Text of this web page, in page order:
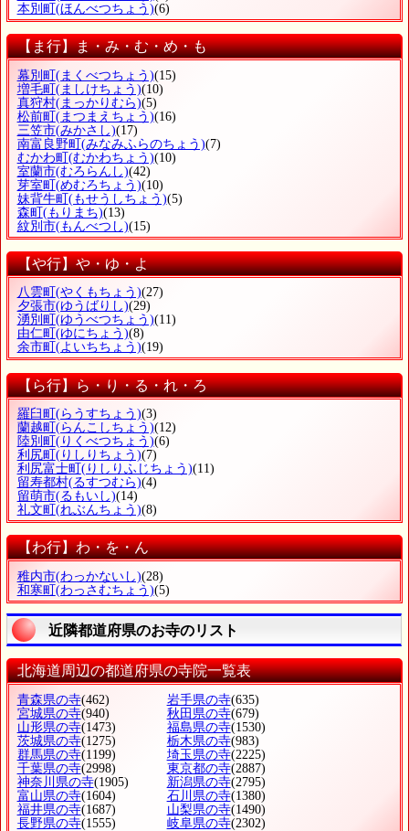
本別町 (ほんべつちょう)(6)
【ま行】ま・み・む・め・も
幕別町(まくべつちょう)(15)
増毛町(ましけちょう)(10)
真狩村(まっかりむら)(5)
松前町(まつまえちょう)(16)
三笠市(みかさし)(17)
南富良野町(みなみふらのちょう)(7)
むかわ町(むかわちょう)(10)
室蘭市(むろらんし)(42)
芽室町(めむろちょう)(10)
妹背牛町(もせうしちょう)(5)
森町(もりまち)(13)
紋別市(もんべつし)(15)
【や行】や・ゆ・よ
八雲町 (やくもちょう)(27)
夕張市(ゆうばりし)(29)
湧別町 (ゆうべつちょう)(11)
由仁町 (ゆにちょう)(8)
余市町 (よいちちょう)(19)
【ら行】ら・り・る・れ・ろ
羅臼町 (らうすちょう)(3)
蘭越町 (らんこしちょう)(12)
陸別町 (りくべつちょう)(6)
利尻町 (りしりちょう)(7)
利尻富士町 (りしりふじちょう)(11)
留寿都村(るすつむら)(4)
留萌市(るもいし)(14)
礼文町 (れぶんちょう)(8)
【わ行】わ・を・ん
稚内市(わっかないし)(28)
和寒町 (わっさむちょう)(5)
近隣都道府県のお寺のリスト
北海道周辺の都道府県の寺院一覧表
青森県の寺(462) 岩手県の寺(635)
宮城県の寺(940) 秋田県の寺(679)
山形県の寺(1473) 福島県の寺(1530)
茨城県の寺(1275) 栃木県の寺(983)
群馬県の寺(1199) 埼玉県の寺(2225)
千葉県の寺(2998) 東京都の寺(2887)
神奈川県の寺(1905) 新潟県の寺(2795)
富山県の寺(1604) 石川県の寺(1380)
福井県の寺(1687) 山梨県の寺(1490)
長野県の寺(1555) 岐阜県の寺(2302)